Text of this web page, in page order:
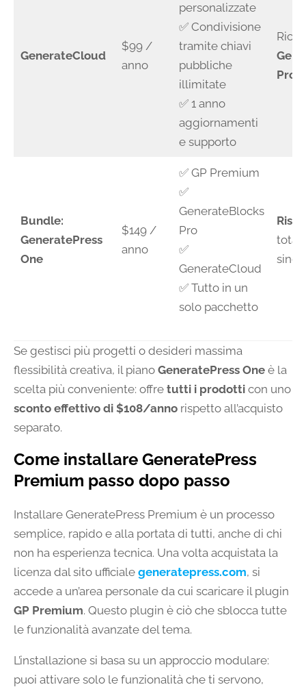
GenerateCloud
$99 /
anno
personalizzate
✅ Condivisione
tramite chiavi
pubbliche
illimitate
✅ 1 anno
aggiornamenti
e supporto
Pro
Bundle:
GeneratePress
One
$149 /
anno
✅ GP Premium
✅
GenerateBlocks
Pro
✅
GenerateCloud
✅ Tutto in un
solo pacchetto
Se gestisci più progetti o desideri massima
flessibilità creativa, il piano GeneratePress One è la
scelta più conveniente: offre tutti i prodotti con uno
sconto effettivo di $108/anno rispetto all’acquisto
separato.
Come installare GeneratePress
Premium passo dopo passo
Installare GeneratePress Premium è un processo
semplice, rapido e alla portata di tutti, anche di chi
non ha esperienza tecnica. Una volta acquistata la
licenza dal sito ufficiale generatepress.com, si
accede a un’area personale da cui scaricare il plugin
GP Premium. Questo plugin è ciò che sblocca tutte
le funzionalità avanzate del tema.
L’installazione si basa su un approccio modulare:
puoi attivare solo le funzionalità che ti servono,